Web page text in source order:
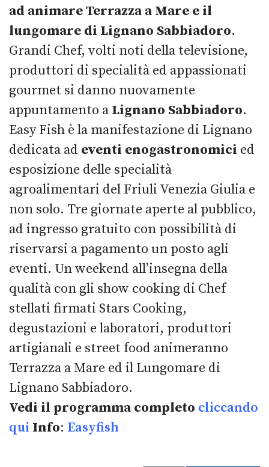
ad animare Terrazza a Mare e il
lungomare di Lignano Sabbiadoro.
Grandi Chef, volti noti della televisione,
produttori di specialità ed appassionati
gourmet si danno nuovamente
appuntamento a Lignano Sabbiadoro.
Easy Fish è la manifestazione di Lignano
dedicata ad eventi enogastronomici ed
esposizione delle specialità
agroalimentari del Friuli Venezia Giulia e
non solo. Tre giornate aperte al pubblico,
ad ingresso gratuito con possibilità di
riservarsi a pagamento un posto agli
eventi. Un weekend all’insegna della
qualità con gli show cooking di Chef
stellati firmati Stars Cooking,
degustazioni e laboratori, produttori
artigianali e street food animeranno
Terrazza a Mare ed il Lungomare di
Lignano Sabbiadoro.
Vedi il programma completo cliccando
qui Info: Easyfish